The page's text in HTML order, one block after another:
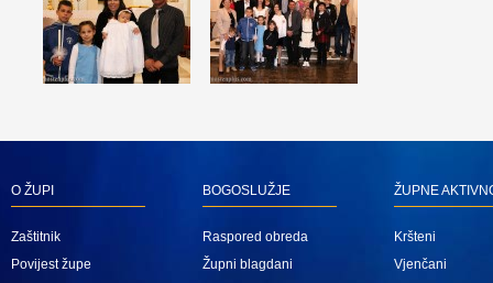
O ŽUPI
Zaštitnik
Povijest župe
BOGOSLUŽJE
Raspored obreda
Župni blagdani
ŽUPNE
Kršteni
Vjenčani